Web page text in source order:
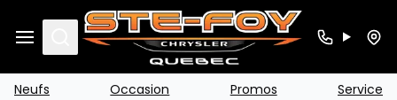
Search
Neufs Occasion Promos Service